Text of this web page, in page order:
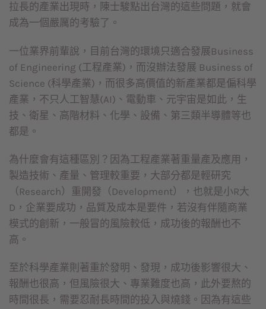
拉長的產業出現時，陳士駿點出台灣的這些問題，就會
成為一個嚴厲的考驗了。
一位業界前輩說，目前台灣的環境只適合發展Business
of Engineering (工程產業)，而沒辦法發展 Business of
Science (科學產業)，而很多高價值的新產業都是偏科學
產業，不只人工智慧(AI)、電動車、元宇宙是如此，生
技、衛星、高階材料、化學、設備、第三類半導體等也
都是。
為什麼會有這種區別？因為工程產業著重量產及應用，
製造技術、產量、管理較重要，大部分都是輕研究
（Research）重開發（Development），也就是小R大
D，企業要成功，品質及成本是要件，若沒有伴隨商業
模式的創新，一般冒的風險較低，成功後的報酬也不
高。
至於科學產業則著重於發明、發現，成功後影響很大、
報酬也很高，但風險很大、專業難度也高，此外要熬的
時間很長，需要忍耐長時間的投入與燒錢。因為有這些